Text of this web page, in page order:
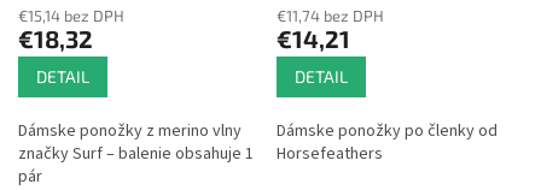
€15,14 bez DPH
€18,32
DETAIL
Dámske ponožky z merino vlny
značky Surf – balenie obsahuje 1
pár
€11,74 bez DPH
€14,21
DETAIL
Dámske ponožky po členky od
Horsefeathers